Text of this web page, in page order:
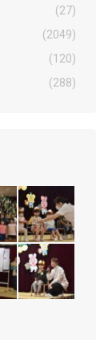
(27)
(2049)
(120)
(288)